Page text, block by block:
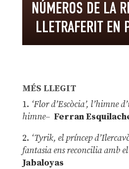
MÉS LLEGIT
1. ‘Flor d’Escòcia’, l’himne
himne– Ferran
2. ‘Tyrik, el príncep
fantasia ens reconcilia amb
Jabaloyas